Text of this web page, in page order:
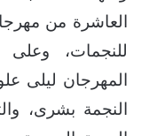
العاشرة من
للنجمات،
المهرجان ليلى
النجمة بشرى،